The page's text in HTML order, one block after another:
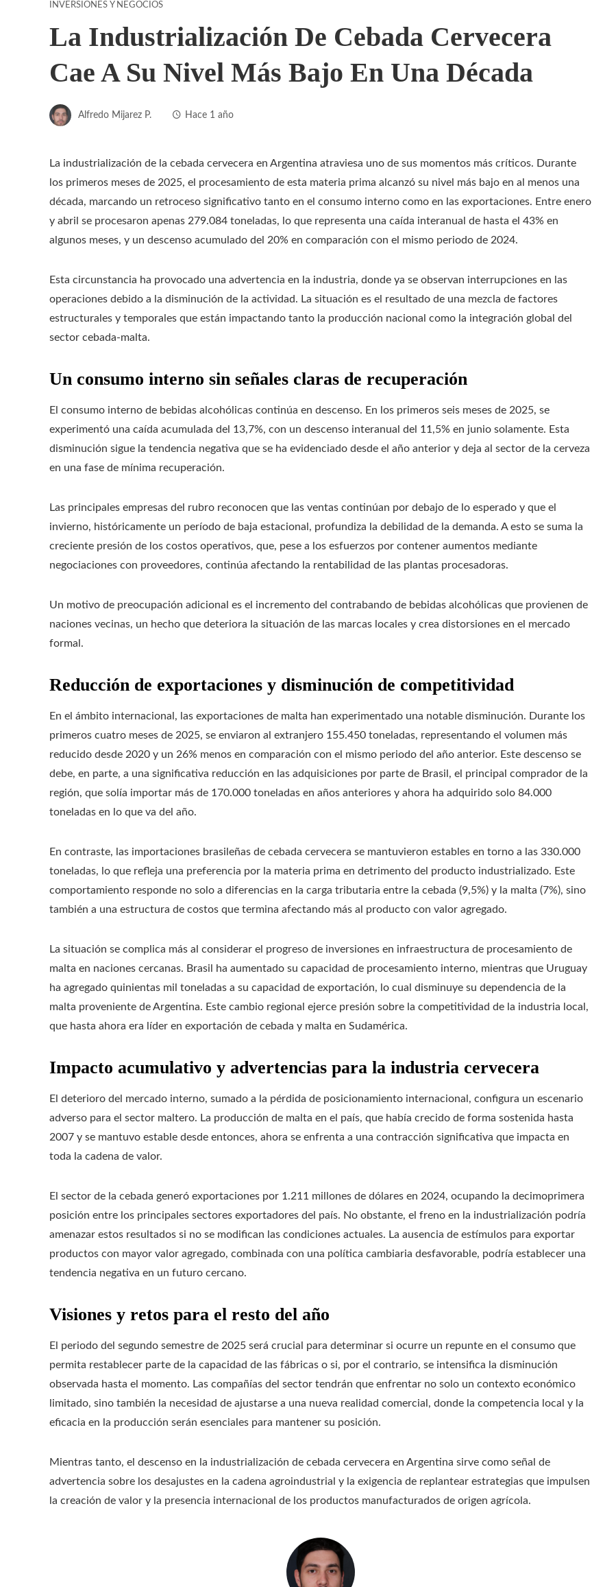
INVERSIONES Y NEGOCIOS
La Industrialización De Cebada Cervecera
Cae A Su Nivel Más Bajo En Una Década
Alfredo Mijarez P. Hace 1 año
La industrialización de la cebada cervecera en Argentina atraviesa uno de sus momentos más críticos. Durante
los primeros meses de 2025, el procesamiento de esta materia prima alcanzó su nivel más bajo en al menos una
década, marcando un retroceso significativo tanto en el consumo interno como en las exportaciones. Entre enero
y abril se procesaron apenas 279.084 toneladas, lo que representa una caída interanual de hasta el 43% en
algunos meses, y un descenso acumulado del 20% en comparación con el mismo periodo de 2024.
Esta circunstancia ha provocado una advertencia en la industria, donde ya se observan interrupciones en las
operaciones debido a la disminución de la actividad. La situación es el resultado de una mezcla de factores
estructurales y temporales que están impactando tanto la producción nacional como la integración global del
sector cebada-malta.
Un consumo interno sin señales claras de recuperación
El consumo interno de bebidas alcohólicas continúa en descenso. En los primeros seis meses de 2025, se
experimentó una caída acumulada del 13,7%, con un descenso interanual del 11,5% en junio solamente. Esta
disminución sigue la tendencia negativa que se ha evidenciado desde el año anterior y deja al sector de la cerveza
en una fase de mínima recuperación.
Las principales empresas del rubro reconocen que las ventas continúan por debajo de lo esperado y que el
invierno, históricamente un período de baja estacional, profundiza la debilidad de la demanda. A esto se suma la
creciente presión de los costos operativos, que, pese a los esfuerzos por contener aumentos mediante
negociaciones con proveedores, continúa afectando la rentabilidad de las plantas procesadoras.
Un motivo de preocupación adicional es el incremento del contrabando de bebidas alcohólicas que provienen de
naciones vecinas, un hecho que deteriora la situación de las marcas locales y crea distorsiones en el mercado
formal.
Reducción de exportaciones y disminución de competitividad
En el ámbito internacional, las exportaciones de malta han experimentado una notable disminución. Durante los
primeros cuatro meses de 2025, se enviaron al extranjero 155.450 toneladas, representando el volumen más
reducido desde 2020 y un 26% menos en comparación con el mismo periodo del año anterior. Este descenso se
debe, en parte, a una significativa reducción en las adquisiciones por parte de Brasil, el principal comprador de la
región, que solía importar más de 170.000 toneladas en años anteriores y ahora ha adquirido solo 84.000
toneladas en lo que va del año.
En contraste, las importaciones brasileñas de cebada cervecera se mantuvieron estables en torno a las 330.000
toneladas, lo que refleja una preferencia por la materia prima en detrimento del producto industrializado. Este
comportamiento responde no solo a diferencias en la carga tributaria entre la cebada (9,5%) y la malta (7%), sino
también a una estructura de costos que termina afectando más al producto con valor agregado.
La situación se complica más al considerar el progreso de inversiones en infraestructura de procesamiento de
malta en naciones cercanas. Brasil ha aumentado su capacidad de procesamiento interno, mientras que Uruguay
ha agregado quinientas mil toneladas a su capacidad de exportación, lo cual disminuye su dependencia de la
malta proveniente de Argentina. Este cambio regional ejerce presión sobre la competitividad de la industria local,
que hasta ahora era líder en exportación de cebada y malta en Sudamérica.
Impacto acumulativo y advertencias para la industria cervecera
El deterioro del mercado interno, sumado a la pérdida de posicionamiento internacional, configura un escenario
adverso para el sector maltero. La producción de malta en el país, que había crecido de forma sostenida hasta
2007 y se mantuvo estable desde entonces, ahora se enfrenta a una contracción significativa que impacta en
toda la cadena de valor.
El sector de la cebada generó exportaciones por 1.211 millones de dólares en 2024, ocupando la decimoprimera
posición entre los principales sectores exportadores del país. No obstante, el freno en la industrialización podría
amenazar estos resultados si no se modifican las condiciones actuales. La ausencia de estímulos para exportar
productos con mayor valor agregado, combinada con una política cambiaria desfavorable, podría establecer una
tendencia negativa en un futuro cercano.
Visiones y retos para el resto del año
El periodo del segundo semestre de 2025 será crucial para determinar si ocurre un repunte en el consumo que
permita restablecer parte de la capacidad de las fábricas o si, por el contrario, se intensifica la disminución
observada hasta el momento. Las compañías del sector tendrán que enfrentar no solo un contexto económico
limitado, sino también la necesidad de ajustarse a una nueva realidad comercial, donde la competencia local y la
eficacia en la producción serán esenciales para mantener su posición.
Mientras tanto, el descenso en la industrialización de cebada cervecera en Argentina sirve como señal de
advertencia sobre los desajustes en la cadena agroindustrial y la exigencia de replantear estrategias que impulsen
la creación de valor y la presencia internacional de los productos manufacturados de origen agrícola.